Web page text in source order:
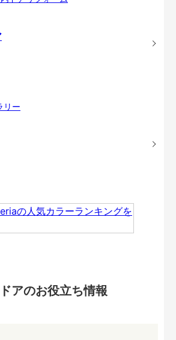
アのお役立ち情報